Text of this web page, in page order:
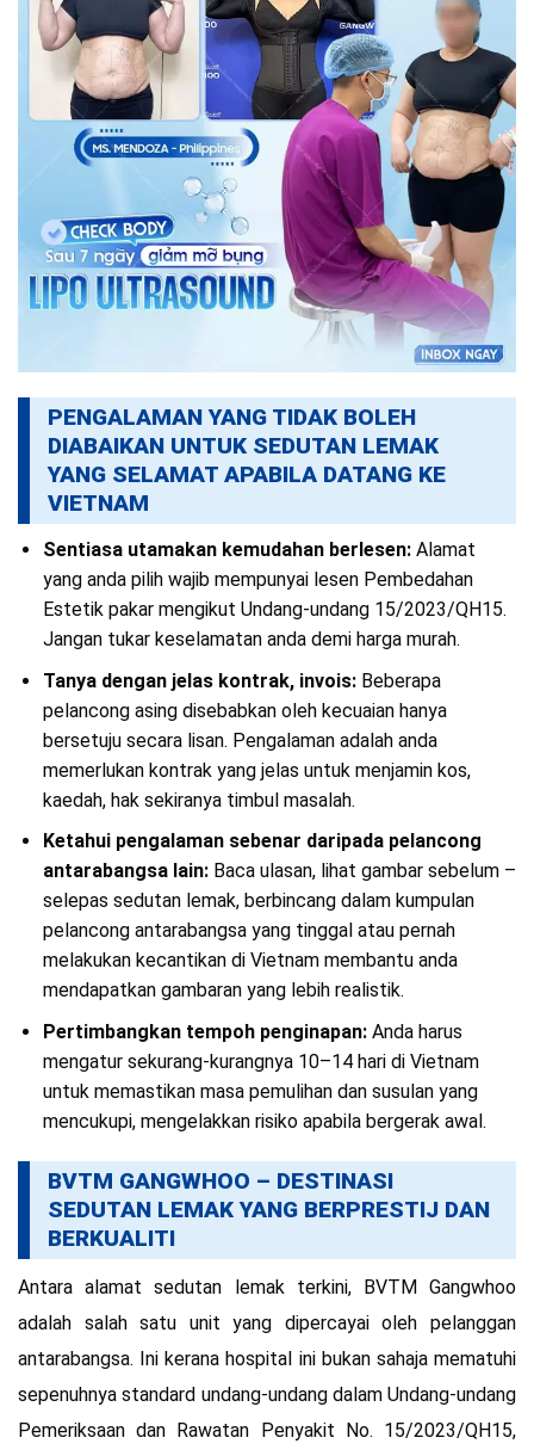
PENGALAMAN YANG TIDAK BOLEH
DIABAIKAN UNTUK SEDUTAN LEMAK
YANG SELAMAT APABILA DATANG KE
VIETNAM
Sentiasa utamakan kemudahan berlesen:Alamat
yang anda pilih wajib mempunyai lesen Pembedahan
Estetik pakar mengikut Undang-undang 15/2023/QH15.
Jangan tukar keselamatan anda demi harga murah.
Tanya dengan jelas kontrak, invois:Beberapa
pelancong asing disebabkan oleh kecuaian hanya
bersetuju secara lisan. Pengalaman adalah anda
memerlukan kontrak yang jelas untuk menjamin kos,
kaedah, hak sekiranya timbul masalah.
Ketahui pengalaman sebenar daripada pelancong
antarabangsa lain:Baca ulasan, lihat gambar sebelum –
selepas sedutan lemak, berbincang dalam kumpulan
pelancong antarabangsa yang tinggal atau pernah
melakukan kecantikan di Vietnam membantu anda
mendapatkan gambaran yang lebih realistik.
Pertimbangkan tempoh penginapan:Anda harus
mengatur sekurang-kurangnya 10–14 hari di Vietnam
untuk memastikan masa pemulihan dan susulan yang
mencukupi, mengelakkan risiko apabila bergerak awal.
BVTM GANGWHOO – DESTINASI
SEDUTAN LEMAK YANG BERPRESTIJ DAN
BERKUALITI
Antara alamat sedutan lemak terkini, BVTM Gangwhoo
adalah salah satu unit yang dipercayai oleh pelanggan
antarabangsa. Ini kerana hospital ini bukan sahaja mematuhi
sepenuhnya standard undang-undang dalam Undang-undang
Pemeriksaan dan Rawatan Penyakit No. 15/2023/QH15,